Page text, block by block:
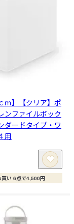
ｍ】【クリア】ポ
ンファイルボック
ダードタイプ・ワ
用
買い 6点で4,500円